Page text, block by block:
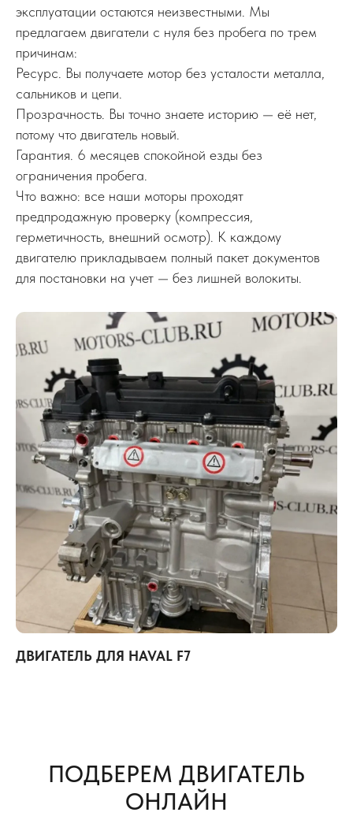
эксплуатации остаются неизвестными. Мы
предлагаем двигатели с нуля без пробега по трем
причинам:
Ресурс. Вы получаете мотор без усталости металла,
сальников и цепи.
Прозрачность. Вы точно знаете историю — её нет,
потому что двигатель новый.
Гарантия. 6 месяцев спокойной езды без
ограничения пробега.
Что важно: все наши моторы проходят
предпродажную проверку (компрессия,
герметичность, внешний осмотр). К каждому
двигателю прикладываем полный пакет документов
для постановки на учет — без лишней волокиты.
ДВИГАТЕЛЬ ДЛЯ HAVAL F7
ПОДБЕРЕМ ДВИГАТЕЛЬ
ОНЛАЙН